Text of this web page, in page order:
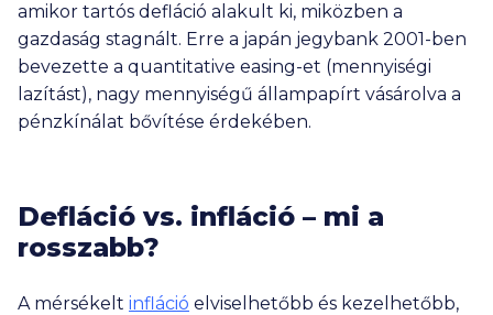
amikor tartós defláció alakult ki, miközben a
gazdaság stagnált. Erre a japán jegybank 2001-ben
bevezette a quantitative easing-et (mennyiségi
lazítást), nagy mennyiségű állampapírt vásárolva a
pénzkínálat bővítése érdekében.
Defláció vs. infláció – mi a
rosszabb?
A mérsékelt infláció elviselhetőbb és kezelhetőbb,